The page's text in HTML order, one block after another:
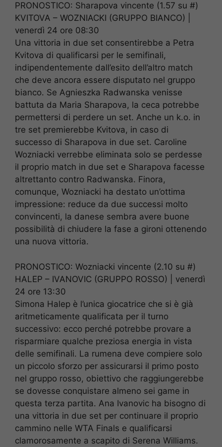
PRONOSTICO: Sharapova vincente (1.57 su #)
KVITOVA – WOZNIACKI (GRUPPO BIANCO) |
venerdì 24 ore 08:30
Una vittoria in due set consentirebbe a Petra
Kvitova di qualificarsi per le semifinali,
indipendentemente dall’esito dell’altro match
che deve ancora essere disputato nel gruppo
bianco. Se Agnieszka Radwanska venisse
battuta da Maria Sharapova, la ceca potrebbe
permettersi di perdere un set. Anche un k.o. in
tre set premierebbe Kvitova, in caso di
successo di Sharapova in due set. Caroline
Wozniacki verrebbe eliminata solo se perdesse
il proprio match in due set e Sharapova facesse
altrettanto contro Radwanska. Finora,
comunque, Wozniacki ha destato un’ottima
impressione: reduce da due successi molto
convincenti, la danese sembra avere buone
possibilità di chiudere la fase a gironi ottenendo
una nuova vittoria.
PRONOSTICO: Wozniacki vincente (2.10 su #)
HALEP – IVANOVIC (GRUPPO ROSSO) | venerdì
24 ore 13:30
Simona Halep è l’unica giocatrice che si è già
aritmeticamente qualificata per il turno
successivo: ecco perché potrebbe provare a
risparmiare qualche preziosa energia in vista
delle semifinali. La rumena deve compiere solo
un piccolo sforzo per assicurarsi il primo posto
nel gruppo rosso, obiettivo che raggiungerebbe
se dovesse conquistare almeno sei game in
questa terza partita. Ana Ivanovic ha bisogno di
una vittoria in due set per continuare il proprio
cammino nelle WTA Finals e qualificarsi
clamorosamente a scapito di Serena Williams.